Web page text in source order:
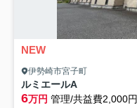
NEW
伊勢崎市宮子町
ルミエールA
6万円 管理/共益費2,000円